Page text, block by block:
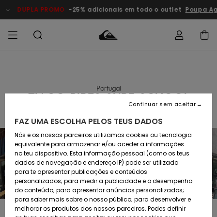
DUPLA PROMO -25% adicionais em todo o outlet Poupa
Calçado e
chinelos
Surfe/água
Snow
MENINO
Calçado e
chinelos
Surfe/água
Neve
MULHER
chegados
Highlights
Snow
SURF
Crianças
Highlights
Community
SNOW
Homem
Artigos
Criança
Snow Shop
Feminino
Highlights
DUPLA
PROMO
Criança
Outlet
Mulher
Devoluções
Pagamento
Cartão
presente
Quiksilver
Portugal
TIAGO PIRES SURF SCHOOL
A Tiago Pires Surf School é um projecto direccionado para os mais
FAZ UMA ESCOLHA PELOS TEUS DADOS
Nós e os nossos parceiros utilizamos cookies ou tecnologia
equivalente para armazenar e/ou aceder a informações
no teu dispositivo. Esta informação pessoal (como os teus
dados de navegação e endereço IP) pode ser utilizada
para te apresentar publicações e conteúdos
personalizados; para medir a publicidade e o desempenho
do conteúdo; para apresentar anúncios personalizados;
para saber mais sobre o nosso público; para desenvolver e
melhorar os produtos dos nossos parceiros. Podes definir
Continuar sem aceitar